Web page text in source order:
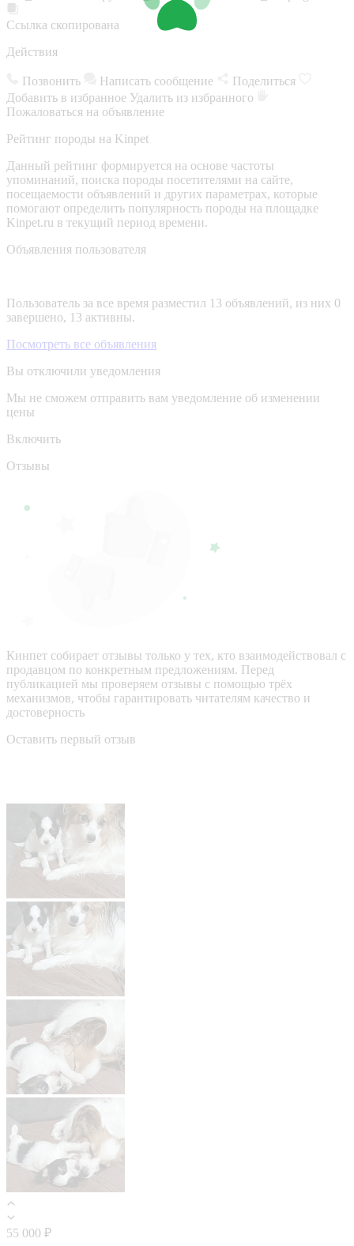
Ссылка скопирована
Действия
Позвонить Написать сообщение
Поделиться
Добавить в избранное Удалить из избранного
Пожаловаться на объявление
Рейтинг породы на Kinpet
Данный рейтинг формируется на основе частоты
упоминаний, поиска породы посетителями на сайте,
посещаемости объявлений и других параметрах, которые
помогают определить популярность породы на площадке
Kinpet.ru в текущий период времени.
Объявления пользователя
Пользователь за все время разместил 13 объявлений, из них 0
завершено, 13 активны.
Посмотреть все объявления
Вы отключили уведомления
Мы не сможем отправить вам уведомление об изменении
цены
Включить
Отзывы
Кинпет собирает отзывы только у тех, кто взаимодействовал с
продавцом по конкретным предложениям. Перед
публикацией мы проверяем отзывы с помощью трёх
механизмов, чтобы гарантировать читателям качество и
достоверность
Оставить первый отзыв
55 000 ₽